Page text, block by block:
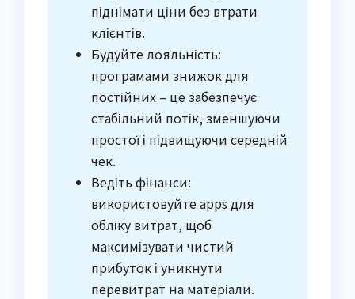
піднімати ціни без втрати
клієнтів.
Будуйте лояльність:
програмами знижок для
постійних – це забезпечує
стабільний потік, зменшуючи
простої і підвищуючи середній
чек.
Ведіть фінанси:
використовуйте apps для
обліку витрат, щоб
максимізувати чистий
прибуток і уникнути
перевитрат на матеріали.